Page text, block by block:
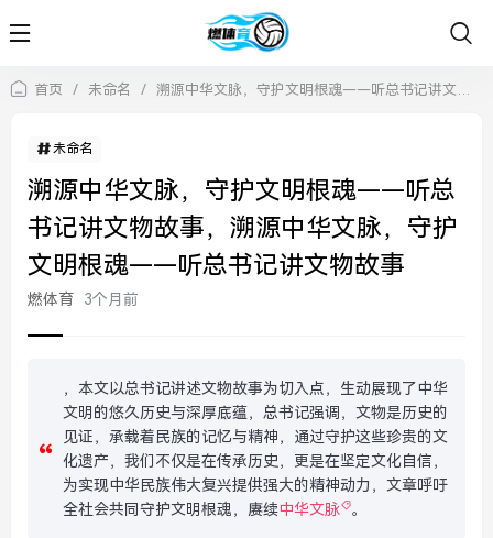
首页 / 未命名 / 溯源中华文脉，守护文明根魂——听总书记讲文物故事，溯源中华文脉，守护文明根魂——听总书记讲文物故事
未命名
溯源中华文脉，守护文明根魂——听总
书记讲文物故事，溯源中华文脉，守护
文明根魂——听总书记讲文物故事
燃体育 3个月前
，本文以总书记讲述文物故事为切入点，生动展现了中华
文明的悠久历史与深厚底蕴，总书记强调，文物是历史的
见证，承载着民族的记忆与精神，通过守护这些珍贵的文
化遗产，我们不仅是在传承历史，更是在坚定文化自信，
为实现中华民族伟大复兴提供强大的精神动力，文章呼吁
全社会共同守护文明根魂，赓续中华文脉 。